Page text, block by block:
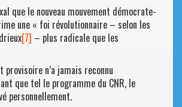
que le nouveau mouvement démocrate-
une « foi révolutionnaire – selon les
[7] – plus radicale que les
provisoire n’a jamais reconnu
que tel le programme du CNR, le
personnellement.